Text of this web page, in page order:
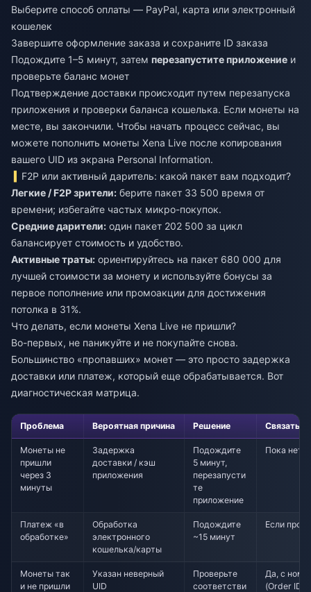
Выберите способ оплаты — PayPal, карта или электронный
кошелек
Завершите оформление заказа и сохраните ID заказа
Подождите 1–5 минут, затем перезапустите приложение и
проверьте баланс монет
Подтверждение доставки происходит путем перезапуска
приложения и проверки баланса кошелька. Если монеты на
месте, вы закончили. Чтобы начать процесс сейчас, вы
можете пополнить монеты Xena Live после копирования
вашего UID из экрана Personal Information.
F2P или активный даритель: какой пакет вам подходит?
Легкие / F2P зрители: берите пакет 33 500 время от
времени; избегайте частых микро-покупок.
Средние дарители: один пакет 202 500 за цикл
балансирует стоимость и удобство.
Активные траты: ориентируйтесь на пакет 680 000 для
лучшей стоимости за монету и используйте бонусы за
первое пополнение или промоакции для достижения
потолка в 31%.
Что делать, если монеты Xena Live не пришли?
Во-первых, не паникуйте и не покупайте снова.
Большинство «пропавших» монет — это просто задержка
доставки или платеж, который еще обрабатывается. Вот
диагностическая матрица.
Проблема Вероятная причина Решение
Монеты не
пришли
через 3
минуты
Задержка
доставки / кэш
приложения
Подождите
5 минут,
перезапусти
те
приложение
Пока нет
Платеж «в
обработке»
Обработка
электронного
кошелька/карты
Подождите
~15 минут
Если
Монеты так
и не пришли
Указан неверный
UID
Проверьте
соответстви
Да, с
(Order ID)